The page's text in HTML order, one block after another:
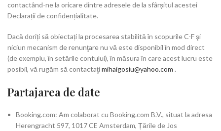
contactând-ne la oricare dintre adresele de la sfârșitul acestei
Declarații de confidențialitate.
Dacă doriți să obiectați la procesarea stabilită în scopurile C-F şi
niciun mecanism de renunţare nu vă este disponibil în mod direct
(de exemplu, în setările contului), în măsura în care acest lucru este
posibil, vă rugăm să contactaţimihaigosiu@yahoo.com .
Partajarea de date
Booking.com: Am colaborat cu Booking.com B.V., situat la adresa
Herengracht 597, 1017 CE Amsterdam, Țările de Jos